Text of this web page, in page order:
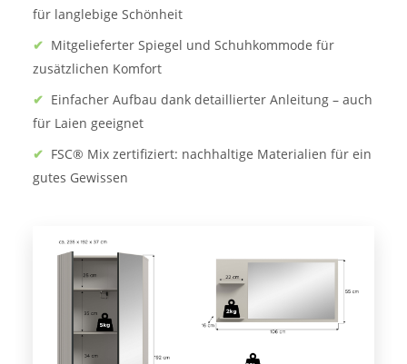
für langlebige Schönheit
✔ Mitgelieferter Spiegel und Schuhkommode für
zusätzlichen Komfort
✔ Einfacher Aufbau dank detaillierter Anleitung – auch
für Laien geeignet
✔ FSC® Mix zertifiziert: nachhaltige Materialien für ein
gutes Gewissen